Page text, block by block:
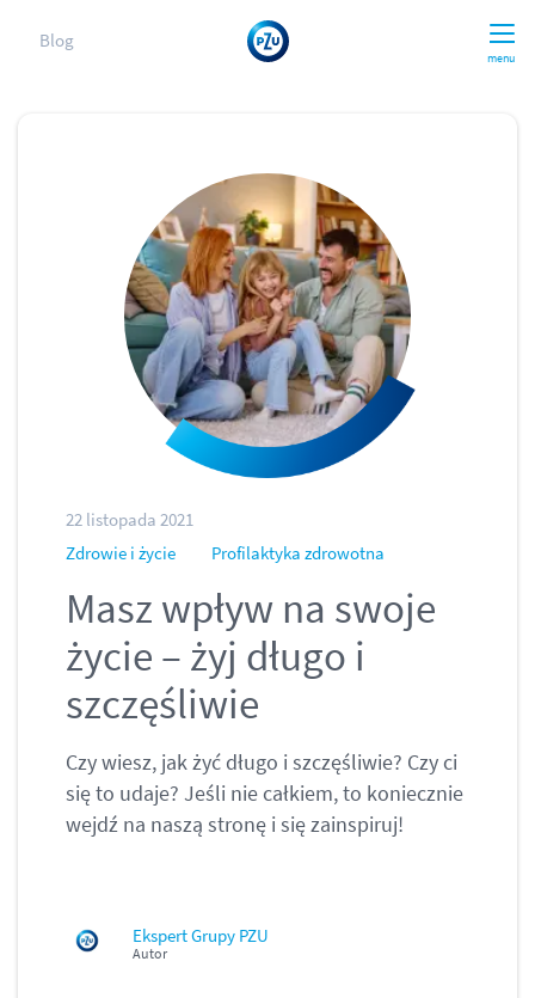
menu
Blog
22 listopada 2021
Zdrowie i życie
Profilaktyka zdrowotna
Masz wpływ na swoje
życie – żyj długo i
szczęśliwie
Ekspert Grupy PZU
Autor
Czy wiesz, jak żyć długo i szczęśliwie? Czy ci
się to udaje? Jeśli nie całkiem, to koniecznie
wejdź na naszą stronę i się zainspiruj!